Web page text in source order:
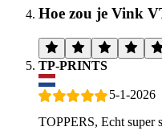
Hoe zou je Vink
TP-PRINTS
5-1-2026
TOPPERS, Echt super